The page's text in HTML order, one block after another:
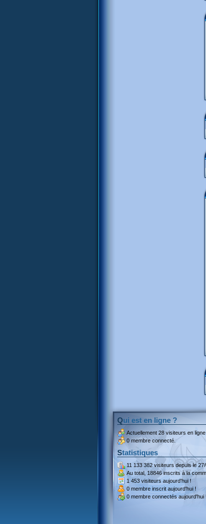
Qui est en ligne ?
Actuellement 28 visiteurs en
0 membre connecté.
Statistiques
11 133 382 visiteursdepuis le
Au total, 18846 inscritsà la
1 453 visiteurs aujourd'hui !
0 membre inscrit aujourd'hui !
0 membre connectés aujourd'hui !